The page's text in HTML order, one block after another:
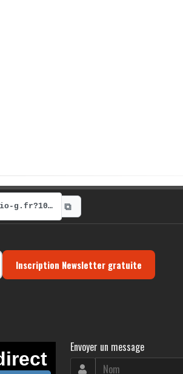
https://radio-g.fr?10089 ⧉
Inscription Newsletter gratuite
Envoyer un message